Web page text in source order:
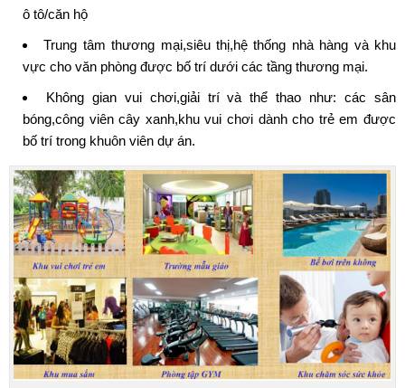
ô tô/căn hộ
Trung tâm thương mại,siêu thị,hệ thống nhà hàng và khu
vực cho văn phòng được bố trí dưới các tầng thương mại.
Không gian vui chơi,giải trí và thể thao như: các sân
bóng,công viên cây xanh,khu vui chơi dành cho trẻ em được
bố trí trong khuôn viên dự án.